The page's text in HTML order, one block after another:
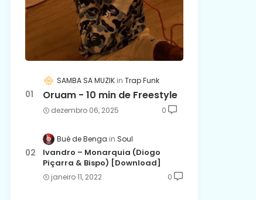
SAMBA SA MUZIK Trap Funk
Oruam - 10 min de Freestyle
dezembro 06, 2025 0
Bué de Benga Soul
Ivandro – Monarquia (Diogo
Piçarra & Bispo) [Download]
janeiro 11, 2022 0